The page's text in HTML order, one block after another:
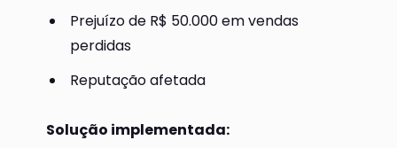
Prejuízo de R$ 50.000 em vendas
perdidas
Reputação afetada
Solução implementada: